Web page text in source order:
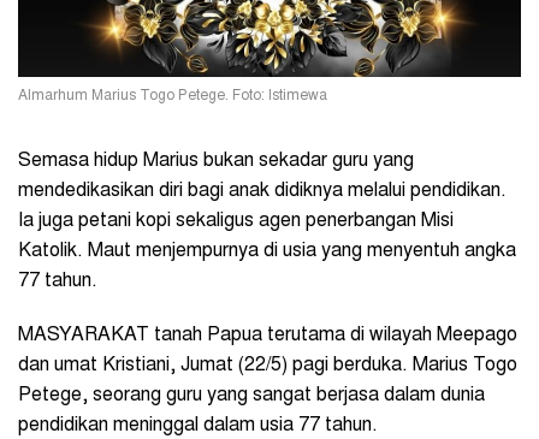
Almarhum Marius Togo Petege. Foto: Istimewa
Semasa hidup Marius bukan sekadar guru yang
mendedikasikan diri bagi anak didiknya melalui pendidikan.
Ia juga petani kopi sekaligus agen penerbangan Misi
Katolik. Maut menjempurnya di usia yang menyentuh angka
77 tahun.
MASYARAKAT tanah Papua terutama di wilayah Meepago
dan umat Kristiani, Jumat (22/5) pagi berduka. Marius Togo
Petege, seorang guru yang sangat berjasa dalam dunia
pendidikan meninggal dalam usia 77 tahun.